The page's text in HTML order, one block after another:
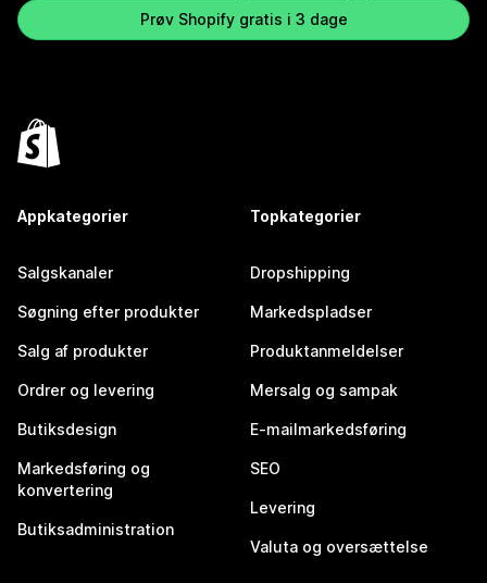
Prøv Shopify gratis i 3 dage
Appkategorier
Salgskanaler
Søgning efter produkter
Salg af produkter
Ordrer og levering
Butiksdesign
Markedsføring og
konvertering
Butiksadministration
Topkategorier
Dropshipping
Markedspladser
Produktanmeldelser
Mersalg og sampak
E-mailmarkedsføring
SEO
Levering
Valuta og oversættelse